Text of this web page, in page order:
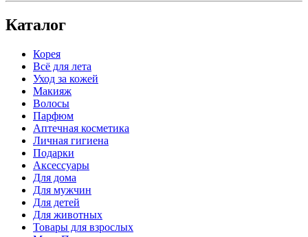
Каталог
Корея
Всё для лета
Уход за кожей
Макияж
Волосы
Парфюм
Аптечная косметика
Личная гигиена
Подарки
Аксессуары
Для дома
Для мужчин
Для детей
Для животных
Товары для взрослых